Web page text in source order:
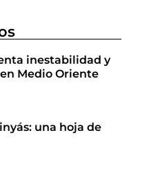
inestabilidad y
Medio Oriente
una hoja de